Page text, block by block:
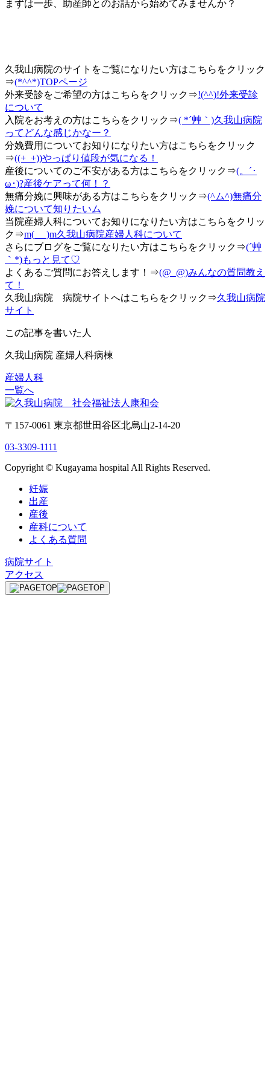
まずは一歩、助産師とのお話から始めてみませんか？
久我山病院のサイトをご覧になりたい方はこちらをクリック
⇒(*^^*)TOPページ
外来受診をご希望の方はこちらをクリック⇒!(^^)!外来受診
について
入院をお考えの方はこちらをクリック⇒( *´艸｀)久我山病院
ってどんな感じかなー？
分娩費用についてお知りになりたい方はこちらをクリック
⇒((+_+))やっぱり値段が気になる！
産後についてのご不安がある方はこちらをクリック⇒(。´･
ω･)?産後ケアって何！？
無痛分娩に興味がある方はこちらをクリック⇒(^ム^)無痛分
娩について知りたいム
当院産婦人科についてお知りになりたい方はこちらをクリッ
ク⇒m(_ _)m久我山病院産婦人科について
さらにブログをご覧になりたい方はこちらをクリック⇒(´艸
｀*)もっと見て♡
よくあるご質問にお答えします！⇒(@_@)みんなの質問教え
て！
久我山病院 病院サイトへはこちらをクリック⇒久我山病院
サイト
この記事を書いた人
久我山病院 産婦人科病棟
産婦人科
一覧へ
〒157-0061 東京都世田谷区北烏山2-14-20
03-3309-1111
Copyright © Kugayama hospital All Rights Reserved.
妊娠
出産
産後
産科について
よくある質問
病院サイト
アクセス